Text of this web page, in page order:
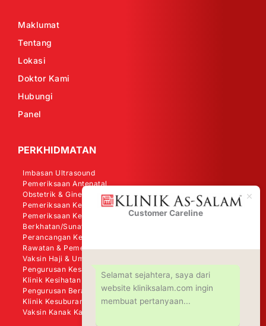
Maklumat
Tentang
Lokasi
Doktor Kami
Hubungi
Panel
PERKHIDMATAN
Imbasan Ultrasound
Pemeriksaan Antenatal
Obstetrik & Ginekologi
Pemeriksaan Kesihatan Wanita
Pemeriksaan Kesihatan Lelaki
Berkhatan/Sunat
Perancangan Keluarga
Rawatan & Pemeriksaan Kanser
Vaksin Haji & Umrah
Pengurusan Kesakitan
Klinik Kesihatan Perkerjaan (OHD)
Pengurusan Berat Badan - Shape Me
Klinik Kesuburan
Vaksin Kanak Kanak (KKM)
Customer Careline
Selamat sejahtera, saya dari
website kliniksalam.com ingin
membuat pertanyaan...